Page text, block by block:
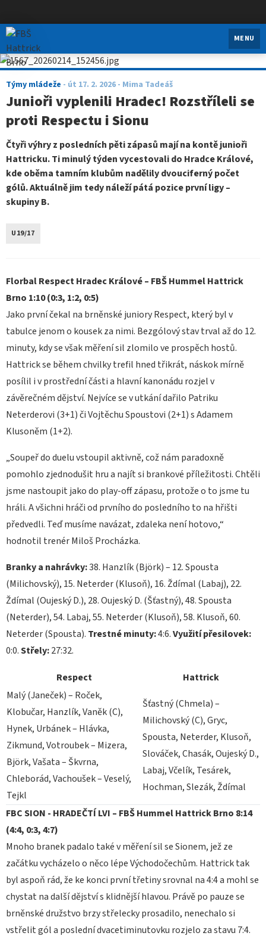
FBŠ Hattrick Brno
MENU
Týmy mládeže - út 17. 2. 2026 - Mima Tadeáš
Junioři vyplenili Hradec! Rozstříleli se
proti Respectu i Sionu
Čtyři výhry z posledních pěti zápasů mají na kontě junioři
Hattricku. Ti minulý týden vycestovali do Hradce Králové,
kde oběma tamním klubům nadělily dvouciferný počet
gólů. Aktuálně jim tedy náleží pátá pozice první ligy –
skupiny B.
U19/17
Florbal Respect Hradec Králové – FBŠ Hummel Hattrick
Brno 1:10 (0:3, 1:2, 0:5)
Jako první čekal na brněnské juniory Respect, který byl v
tabulce jenom o kousek za nimi. Bezgólový stav trval až do 12.
minuty, kdy se však měření sil zlomilo ve prospěch hostů.
Hattrick se během chvilky trefil hned třikrát, náskok mírně
posílil i v prostřední části a hlavní kanonádu rozjel v
závěrečném dějství. Nejvíce se v utkání dařilo Patriku
Neterderovi (3+1) či Vojtěchu Spoustovi (2+1) s Adamem
Klusoněm (1+2).
„Soupeř do duelu vstoupil aktivně, což nám paradoxně
pomohlo zjednodušit hru a najít si brankové příležitosti. Chtěli
jsme nastoupit jako do play-off zápasu, protože o to jsme tu
hráli. A všichni hráči od prvního do posledního to na hřišti
předvedli. Teď musíme navázat, zdaleka není hotovo,“
hodnotil trenér Miloš Procházka.
Branky a nahrávky:38. Hanzlík (Björk) – 12. Spousta
(Milichovský), 15. Neterder (Klusoň), 16. Ždímal (Labaj), 22.
Ždímal (Oujeský D.), 28. Oujeský D. (Šťastný), 48. Spousta
(Neterder), 54. Labaj, 55. Neterder (Klusoň), 58. Klusoň, 60.
Neterder (Spousta). Trestné minuty:4:6.Využití přesilovek:
0:0.Střely:27:32.
Respect
Hattrick
Malý (Janeček) – Roček,
Klobučar, Hanzlík, Vaněk (C),
Hynek, Urbánek – Hlávka,
Zikmund, Votroubek – Mizera,
Björk, Vašata – Škvrna,
Chleborád, Vachoušek – Veselý,
Tejkl
Šťastný (Chmela) –
Milichovský (C), Gryc,
Spousta, Neterder, Klusoň,
Slováček, Chasák, Oujeský D.,
Labaj, Včelík, Tesárek,
Hochman, Slezák, Ždímal
FBC SION - HRADEČTÍ LVI – FBŠ Hummel Hattrick Brno 8:14
(4:4, 0:3, 4:7)
Mnoho branek padalo také v měření sil se Sionem, jež ze
začátku vycházelo o něco lépe Východočechům. Hattrick tak
byl aspoň rád, že ke konci první třetiny srovnal na 4:4 a mohl se
chystat na další dějství s klidnější hlavou. Právě po pauze se
brněnské družstvo brzy střelecky prosadilo, nenechalo si
vstřelit gól a poslední dvacetiminutovku rozjelo za stavu 7:4.